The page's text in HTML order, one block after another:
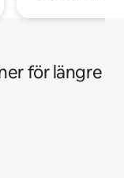
för längre